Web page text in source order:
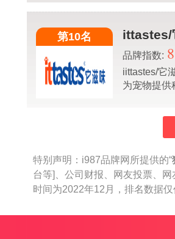
第10名 ittastes/
品牌指数:
iittastes/它
为宠物提供
特别声明： i987品牌网所提供的“
台等]、公司财报、网友投票、
时间为2022年12月，排名数据